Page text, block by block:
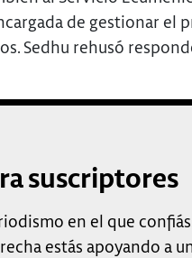
de gestionar el
Sedhu rehusó
suscriptores
en el que
estás apoyando a